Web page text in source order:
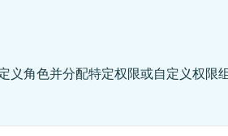
义角色并分配特定权限或自定义权限